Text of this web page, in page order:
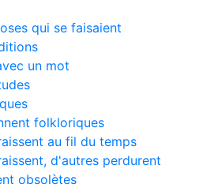
qui se faisaient
un mot
folkloriques
au fil du temps
d'autres perdurent
obsolètes